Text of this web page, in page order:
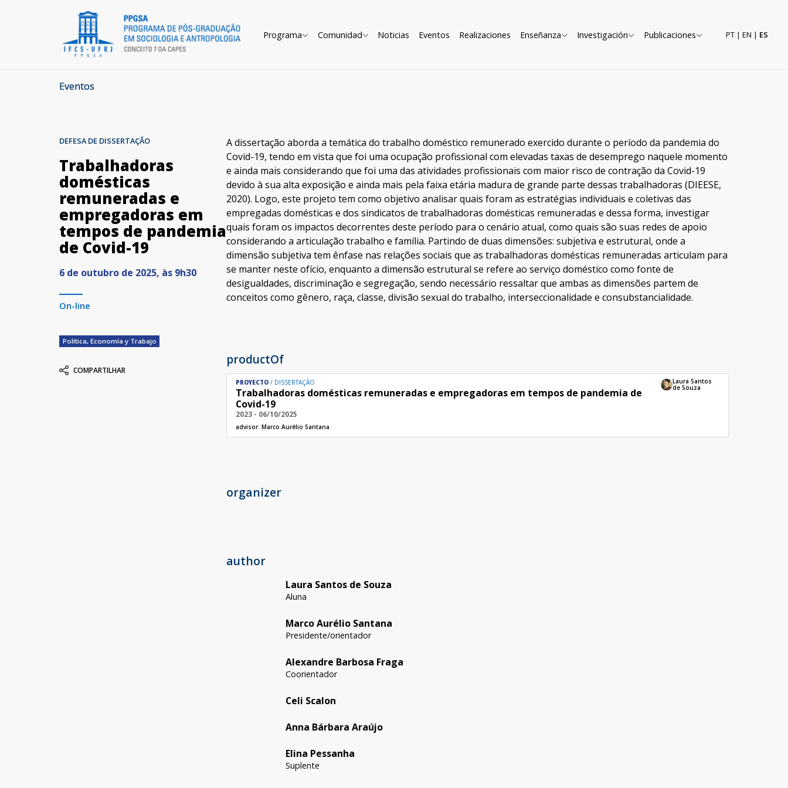
Programa Comunidad Noticias Eventos Realizaciones Enseñanza Investigación Publicaciones PT| EN | ES
Eventos
DEFESA DE DISSERTAÇÃO
Trabalhadoras
domésticas
remuneradas e
empregadoras em
tempos de pandemia
de Covid-19
6 de outubro de 2025, às 9h30
On-line
Política, Economía y Trabajo
COMPARTILHAR
A dissertação aborda a temática do trabalho doméstico remunerado exercido durante o período da pandemia do
Covid-19, tendo em vista que foi uma ocupação profissional com elevadas taxas de desemprego naquele momento
e ainda mais considerando que foi uma das atividades profissionais com maior risco de contração da Covid-19
devido à sua alta exposição e ainda mais pela faixa etária madura de grande parte dessas trabalhadoras (DIEESE,
2020). Logo, este projeto tem como objetivo analisar quais foram as estratégias individuais e coletivas das
empregadas domésticas e dos sindicatos de trabalhadoras domésticas remuneradas e dessa forma, investigar
quais foram os impactos decorrentes deste período para o cenário atual, como quais são suas redes de apoio
considerando a articulação trabalho e família. Partindo de duas dimensões: subjetiva e estrutural, onde a
dimensão subjetiva tem ênfase nas relações sociais que as trabalhadoras domésticas remuneradas articulam para
se manter neste ofício, enquanto a dimensão estrutural se refere ao serviço doméstico como fonte de
desigualdades, discriminação e segregação, sendo necessário ressaltar que ambas as dimensões partem de
conceitos como gênero, raça, classe, divisão sexual do trabalho, interseccionalidade e consubstancialidade.
productOf
PROYECTO DISSERTAÇÃO
Trabalhadoras domésticas remuneradas e empregadoras em tempos de pandemia de
Covid-19
2023 - 06/10/2025
advisor: Marco Aurélio Santana
Laura Santos
de Souza
organizer
author
Laura Santos de Souza
Aluna
Marco Aurélio Santana
Presidente/orientador
Alexandre Barbosa Fraga
Coorientador
Celi Scalon
Anna Bárbara Araújo
Elina Pessanha
Suplente